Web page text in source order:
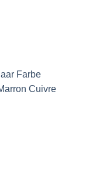
Farbe
Cuivre